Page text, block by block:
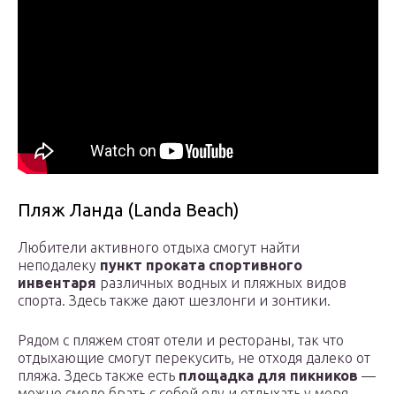
Пляж Ланда (Landa Beach)
Любители активного отдыха смогут найти
неподалеку пункт проката спортивного
инвентаря различных водных и пляжных видов
спорта. Здесь также дают шезлонги и зонтики.
Рядом с пляжем стоят отели и рестораны, так что
отдыхающие смогут перекусить, не отходя далеко от
пляжа. Здесь также есть площадка для пикников —